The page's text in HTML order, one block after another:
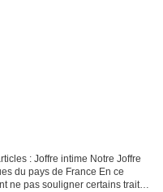
: Joffre intime Notre Joffre
du pays de France En ce
ne pas souligner certains traits